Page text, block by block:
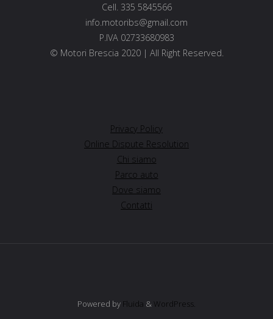
Cell. 335 5845566
info.motoribs@gmail.com
P.IVA 02733680983
© Motori Brescia 2020 | All Right Reserved.
Privacy Policy
Online Dispute Resolution
Chi siamo
Parco auto
Dove siamo
Contatti
Powered by Fluida & WordPress.